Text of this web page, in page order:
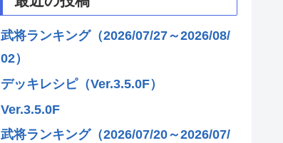
武将ランキング（2026/07/27～2026/08/
02）
デッキレシピ（Ver.3.5.0F）
Ver.3.5.0F
武将ランキング（2026/07/20～2026/07/